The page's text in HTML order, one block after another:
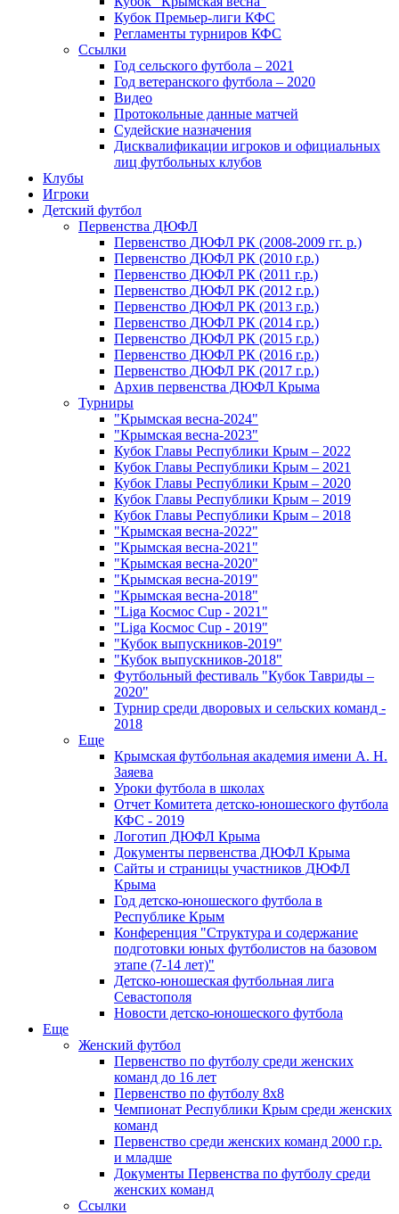
Кубок Премьер-лиги КФС
Регламенты турниров КФС
Ссылки
Год сельского футбола – 2021
Год ветеранского футбола – 2020
Видео
Протокольные данные матчей
Судейские назначения
Дисквалификации игроков и официальных
лиц футбольных клубов
Клубы
Игроки
Детский футбол
Первенства ДЮФЛ
Первенство ДЮФЛ РК (2008-2009 гг. р.)
Первенство ДЮФЛ РК (2010 г.р.)
Первенство ДЮФЛ РК (2011 г.р.)
Первенство ДЮФЛ РК (2012 г.р.)
Первенство ДЮФЛ РК (2013 г.р.)
Первенство ДЮФЛ РК (2014 г.р.)
Первенство ДЮФЛ РК (2015 г.р.)
Первенство ДЮФЛ РК (2016 г.р.)
Первенство ДЮФЛ РК (2017 г.р.)
Архив первенства ДЮФЛ Крыма
Турниры
"Крымская весна-2024"
"Крымская весна-2023"
Кубок Главы Республики Крым – 2022
Кубок Главы Республики Крым – 2021
Кубок Главы Республики Крым – 2020
Кубок Главы Республики Крым – 2019
Кубок Главы Республики Крым – 2018
"Крымская весна-2022"
"Крымская весна-2021"
"Крымская весна-2020"
"Крымская весна-2019"
"Крымская весна-2018"
"Liga Космос Cup - 2021"
"Liga Космос Cup - 2019"
"Кубок выпускников-2019"
"Кубок выпускников-2018"
Футбольный фестиваль "Кубок Тавриды –
2020"
Турнир среди дворовых и сельских команд -
2018
Еще
Крымская футбольная академия имени А. Н.
Заяева
Уроки футбола в школах
Отчет Комитета детско-юношеского футбола
КФС - 2019
Логотип ДЮФЛ Крыма
Документы первенства ДЮФЛ Крыма
Сайты и страницы участников ДЮФЛ
Крыма
Год детско-юношеского футбола в
Республике Крым
Конференция "Структура и содержание
подготовки юных футболистов на базовом
этапе (7-14 лет)"
Детско-юношеская футбольная лига
Севастополя
Новости детско-юношеского футбола
Еще
Женский футбол
Первенство по футболу среди женских
команд до 16 лет
Первенство по футболу 8х8
Чемпионат Республики Крым среди женских
команд
Первенство среди женских команд 2000 г.р.
и младше
Документы Первенства по футболу среди
женских команд
Ссылки